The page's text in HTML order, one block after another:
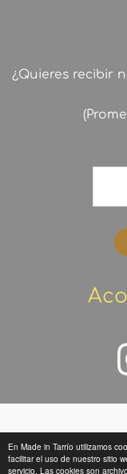
En Made in Tarrío utilizamos
facilitar el uso de nuestro sitio
servicio. Las cookies son
¿Quieres recibir